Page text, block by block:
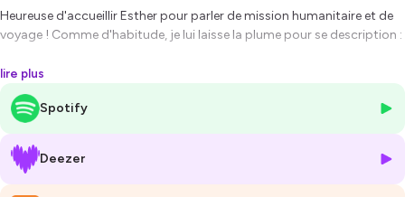
Heureuse d'accueillir Esther pour parler de mission humanitaire et de
voyage ! Comme d'habitude, je lui laisse la plume pour se description :
"Si l'idée de faire une mission humanitaire vous a déjà traversé l'esprit,
foncez ! Vous allez vivre une expérience incroyablement enrichissante
voyage qu'est la vie 🫶"
Retrouvez Esther sur instagram : @neskatraveller
lire plus
Spotify
Deezer